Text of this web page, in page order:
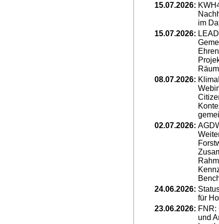
15.07.2026:
im
15.07.2026:
08.07.2026:
02.07.2026:
24.06.2026:
für
23.06.2026: FNR:
und